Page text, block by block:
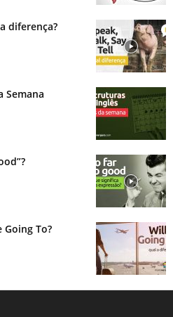
diferença?
Semana
To?